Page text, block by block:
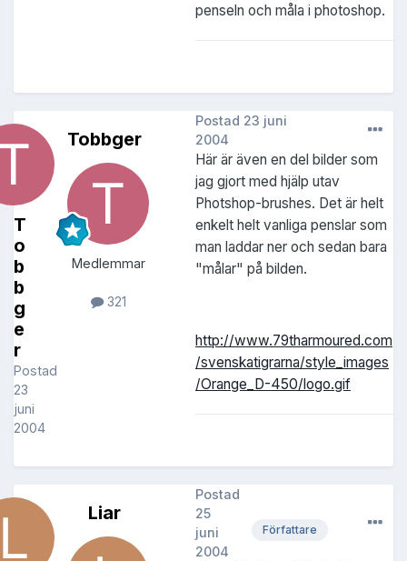
penseln och måla i photoshop.
T
o
b
b
g
e
r
Postad
23
juni
2004
Tobbger
Medlemmar
321
Postad 23 juni
2004
Här är även en del bilder som
jag gjort med hjälp utav
Photshop-brushes. Det är helt
enkelt helt vanliga penslar som
man laddar ner och sedan bara
"målar" på bilden.
http://www.79tharmoured.com
/svenskatigrarna/style_images
/Orange_D-450/logo.gif
Liar
Författare
Postad
25
juni
2004